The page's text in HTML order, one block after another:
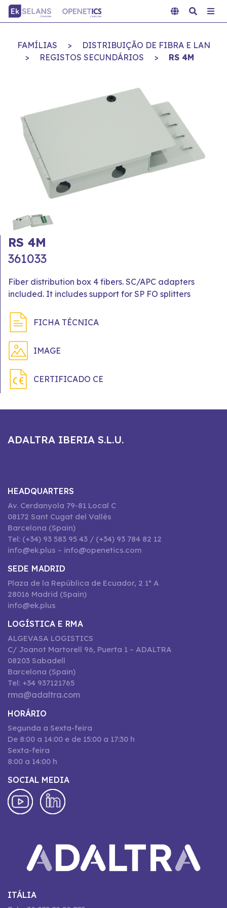
FAMÍLIAS >
DISTRIBUIÇÃO DE FIBRA E LAN
>
REGISTOS SECUNDÁRIOS > RS 4M
RS 4M
361033
Fiber distribution box 4 fibers. SC/APC adapters
included. It includes support for SP FO splitters
FICHA TÉCNICA
IMAGE
CERTIFICADO CE
ADALTRA IBERIA S.L.U.
HEADQUARTERS
Av. Cerdanyola 79-81 Local C
08172 Sant Cugat del Vallès
Barcelona (Spain)
Tel: (+34) 93 583 95 43 / (+34) 93 784 82 12
info@ek.plus – info@openetics.com
SEDE MADRID
Plaza de la República de Ecuador, 2 1º A
28016 Madrid (Spain)
info@ek.plus
LOGÍSTICA E RMA
ALGEVASA LOGISTICS
C/ Joanot Martorell 96, Puerta 1 – ADALTRA
08203 Sabadell
Barcelona (Spain)
Tel: +34 937121765
rma@adaltra.com
HORÁRIO
Segunda a Sexta-feira
De 8:00 a 14:00 e de 15:00 a 17:30 h
Sexta-feira
8:00 a 14:00 h
SOCIAL MEDIA
ITÁLIA